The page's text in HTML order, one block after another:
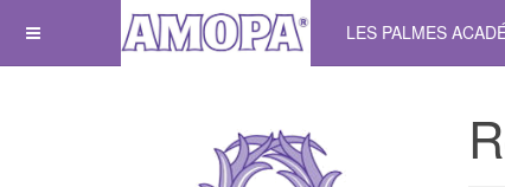
LES PALMES